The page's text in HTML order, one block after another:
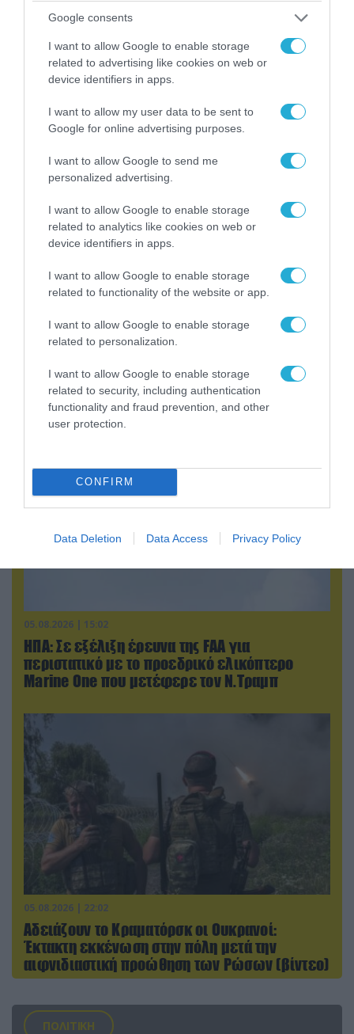
Google consents
I want to allow Google to enable storage
related to advertising like cookies on web or
device identifiers in apps.
I want to allow my user data to be sent to
Google for online advertising purposes.
I want to allow Google to send me
personalized advertising.
I want to allow Google to enable storage
related to analytics like cookies on web or
device identifiers in apps.
I want to allow Google to enable storage
related to functionality of the website or app.
I want to allow Google to enable storage
related to personalization.
I want to allow Google to enable storage
related to security, including authentication
functionality and fraud prevention, and other
user protection.
CONFIRM
Data Deletion Data Access Privacy Policy
05.08.2026 | 20:02
Η Κίνα επέδειξε για πρώτη φορά την
αεροπορική πυρηνική της τριάδα και
05.08.2026 | 15:02
Ρωσικός πύραυλος με κεφαλή διασποράς
μεγαλύτερα κέντρα διανομής στο Κίεβο
(βίντεο)
05.08.2026 | 15:02
ΗΠΑ: Σε εξέλιξη έρευνα της FAA για
περιστατικό με το προεδρικό ελικόπτερο
Marine One που μετέφερε τον Ν.Τραμπ
05.08.2026 | 22:02
Αδειάζουν το Κραματόρσκ οι Ουκρανοί:
Έκτακτη εκκένωση στην πόλη μετά την
αιφνιδιαστική προώθηση των Ρώσων (βίντεο)
ΠΟΛΙΤΙΚΗ